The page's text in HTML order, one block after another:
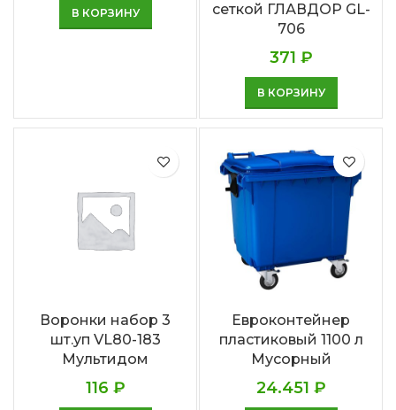
В КОРЗИНУ
сеткой ГЛАВДОР GL-
706
371 ₽
В КОРЗИНУ
Воронки набор 3
шт.уп VL80-183
Мультидом
116 ₽
Евроконтейнер
пластиковый 1100 л
Мусорный
24.451 ₽